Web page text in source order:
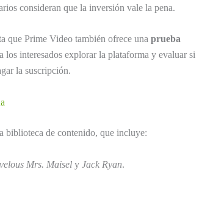
consideran que la inversión vale la pena.
que Prime Video también ofrece una prueba
los interesados explorar la plataforma y evaluar si
la suscripción.
biblioteca de contenido, que incluye:
Mrs. Maisel y Jack Ryan.